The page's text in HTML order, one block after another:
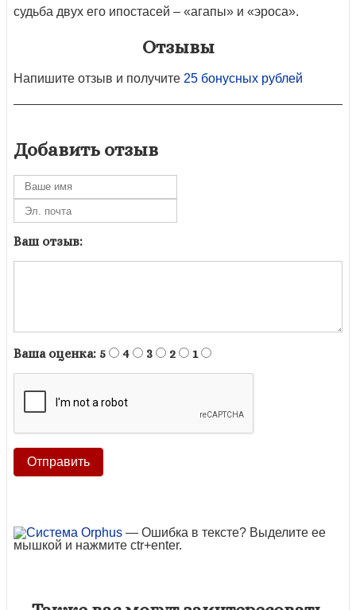
судьба двух его ипостасей – «агапы» и «эроса».
Отзывы
Напишите отзыв и получите 25 бонусных рублей
Добавить отзыв
Ваш отзыв:
Ваша оценка: 5 4 3 2 1
— Ошибка в тексте? Выделите ее
мышкой и нажмите ctr+enter.